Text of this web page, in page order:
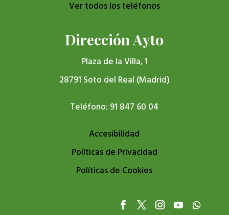
Ver todos los teléfonos
Dirección Ayto
Plaza de la Villa, 1
28791 Soto del Real (Madrid)
Teléfono: 91 847 60 04
Accesibilidad
Políticas de Privacidad
Políticas de Cookies